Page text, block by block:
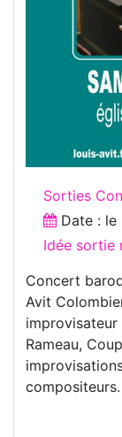
Sorties
Date : le
Idée sortie
Concert
Avit
improvisateur
Rameau,
compositeurs.